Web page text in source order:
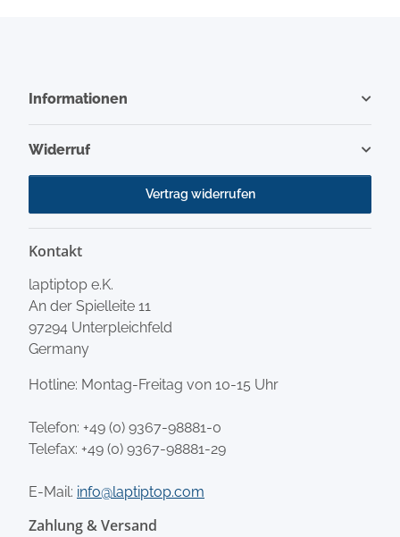
Informationen
Widerruf
Vertrag widerrufen
Kontakt
laptiptop e.K.
An der Spielleite 11
97294 Unterpleichfeld
Germany
Hotline: Montag-Freitag von 10-15 Uhr
Telefon: +49 (0) 9367-98881-0
Telefax: +49 (0) 9367-98881-29
E-Mail: info@laptiptop.com
Zahlung & Versand